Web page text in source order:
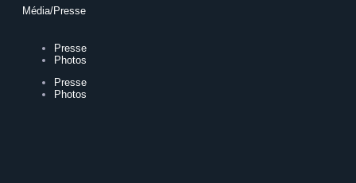
Média/Presse
Presse
Photos
Presse
Photos